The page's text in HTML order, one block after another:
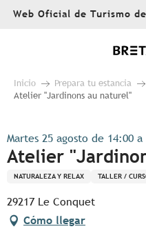
AllerWeb Oficial de Turismo
Inicio Prepara tu estancia
Atelier "Jardinons au naturel"
Martes 25 agosto de 14:00 a
Atelier
NATURALEZA Y RELAX TALLER /
29217 Le Conquet
Cómo llegar